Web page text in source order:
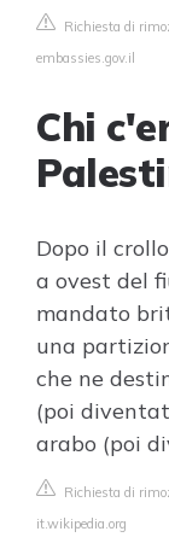
Richiesta di
embassies.gov.il
Chi
Dopo il
a ovest del
mandato
una
che ne
(poi
arabo (poi
Richiesta di
it.wikipedia.org